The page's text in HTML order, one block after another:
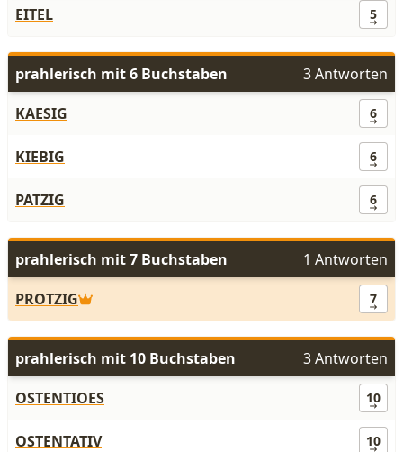
EITEL
5
prahlerisch mit 6 Buchstaben
3 Antworten
KAESIG
6
KIEBIG 6
PATZIG 6
prahlerisch mit 7 Buchstaben
1 Antworten
PROTZIG
7
prahlerisch mit 10 Buchstaben
3 Antworten
OSTENTIOES
10
OSTENTATIV 10